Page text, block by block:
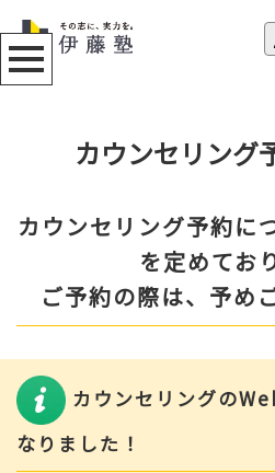
カウンセリング
カウンセリング予約に
を定めてお
ご予約の際は、予め
カウンセリングの
なりました！